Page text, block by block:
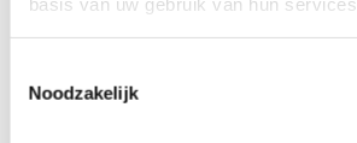
Noodzakelijk
Ook interessant